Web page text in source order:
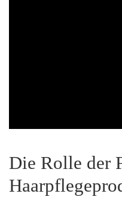
Die Rolle der